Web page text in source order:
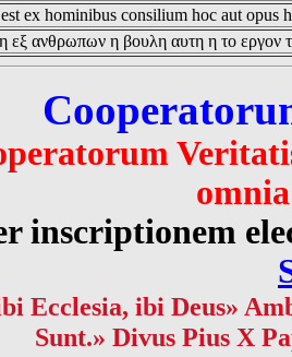
ex hominibus consilium hoc aut opus
εξ ανθρωπων η βουλη αυτη η το εργον
inscriptionem
Ecclesia, ibi Deus»
Sunt.» Divus Pius X